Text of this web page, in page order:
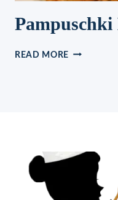
READ MORE